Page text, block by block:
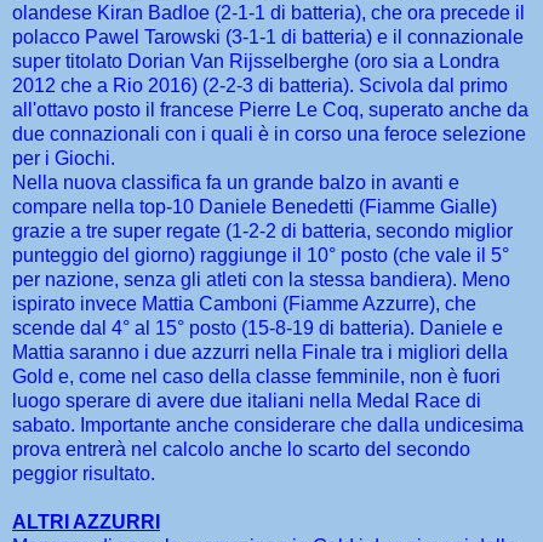
olandese Kiran Badloe (2-1-1 di batteria), che ora precede il
polacco Pawel Tarowski (3-1-1 di batteria) e il connazionale
super titolato Dorian Van Rijsselberghe (oro sia a Londra
2012 che a Rio 2016) (2-2-3 di batteria). Scivola dal primo
all'ottavo posto il francese Pierre Le Coq, superato anche da
due connazionali con i quali è in corso una feroce selezione
per i Giochi.
Nella nuova classifica fa un grande balzo in avanti e
compare nella top-10 Daniele Benedetti (Fiamme Gialle)
grazie a tre super regate (1-2-2 di batteria, secondo miglior
punteggio del giorno) raggiunge il 10° posto (che vale il 5°
per nazione, senza gli atleti con la stessa bandiera). Meno
ispirato invece Mattia Camboni (Fiamme Azzurre), che
scende dal 4° al 15° posto (15-8-19 di batteria). Daniele e
Mattia saranno i due azzurri nella Finale tra i migliori della
Gold e, come nel caso della classe femminile, non è fuori
luogo sperare di avere due italiani nella Medal Race di
sabato. Importante anche considerare che dalla undicesima
prova entrerà nel calcolo anche lo scarto del secondo
peggior risultato.
ALTRI AZZURRI